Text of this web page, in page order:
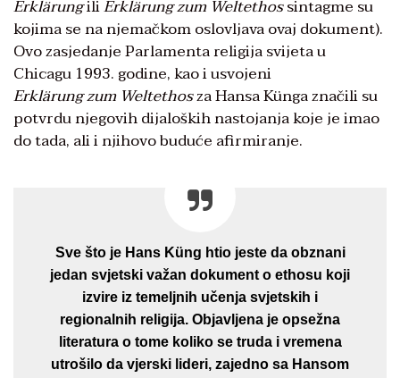
ErklärungiliErklärungzum Weltethossintagme su
kojima se na njemačkom oslovljava ovaj dokument).
Ovo zasjedanje Parlamenta religija svijeta u
Chicagu 1993. godine, kao i usvojeni
Erklärungzum Weltethosza Hansa Künga značili su
potvrdu njegovih dijaloških nastojanja koje je imao
do tada, ali i njihovo buduće afirmiranje.
Sve što je Hans Küng htio jeste da obznani
jedan svjetski važan dokument o ethosu koji
izvire iz temeljnih učenja svjetskih i
regionalnih religija. Objavljena je opsežna
literatura o tome koliko se truda i vremena
utrošilo da vjerski lideri, zajedno sa Hansom